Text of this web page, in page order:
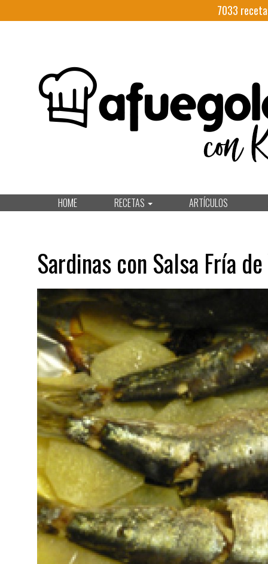
7033
HOME RECETAS ARTÍCULOS
Sardinas con Salsa Fría